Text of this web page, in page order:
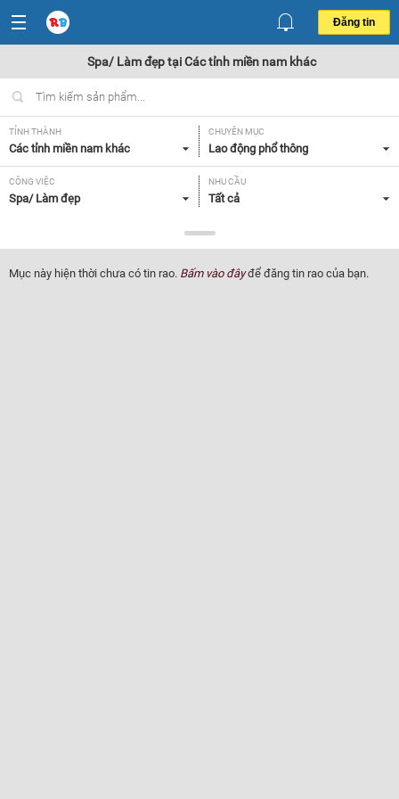
Đăng tin
Spa/ Làm đẹp tại Các tỉnh miền nam khác
TỈNH THÀNH
Các tỉnh miền nam khác
CHUYÊN MỤC
Lao động phổ thông
CÔNG VIỆC
Spa/ Làm đẹp
NHU CẦU
Tất cả
Tất cả
Mục này hiện thời chưa có tin rao. Bấm vào đâyđể đăng tin rao của bạn.